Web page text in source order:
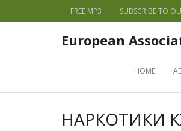
FREE MP3 SUBSCRIBE TO
European
HOME
НАРКОТИКИ